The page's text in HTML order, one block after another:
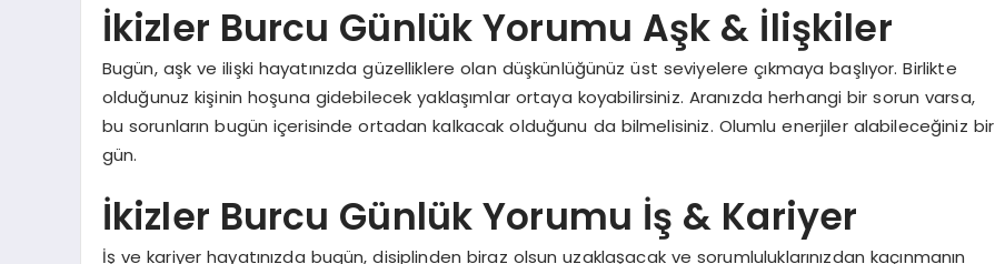
İkizler Burcu Günlük Yorumu Aşk & İlişkiler
Bugün, aşk ve ilişki hayatınızda güzelliklere olan düşkünlüğünüz üst seviyelere çıkmaya başlıyor. Birlikte
olduğunuz kişinin hoşuna gidebilecek yaklaşımlar ortaya koyabilirsiniz. Aranızda herhangi bir sorun varsa,
bu sorunların bugün içerisinde ortadan kalkacak olduğunu da bilmelisiniz. Olumlu enerjiler alabileceğiniz bir
gün.
İkizler Burcu Günlük Yorumu İş & Kariyer
İş ve kariyer hayatınızda bugün, disiplinden biraz olsun uzaklaşacak ve sorumluluklarınızdan kaçınmanın